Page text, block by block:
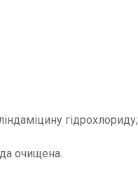
гідрохлориду;
очищена.